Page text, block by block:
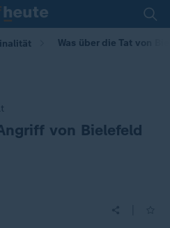
Was über die Tat von
von Bielefeld